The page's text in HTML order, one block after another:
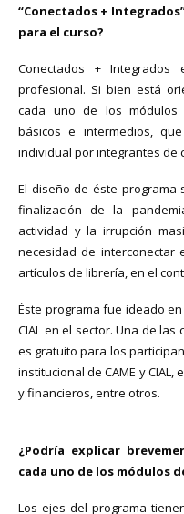
“Conectados +
para el curso?
Conectados +
profesional. Si bien está
cada uno de los módulos
básicos e intermedios,
individual por integrantes de
El diseño de éste programa
finalización de la
actividad y la irrupción
necesidad de
artículos de librería, en el
Éste programa fue ideado
CIAL en el sector. Una de
es gratuito para los
institucional de CAME y
y financieros, entre otros.
¿Podría explicar
cada uno de los módulos
Los ejes del programa